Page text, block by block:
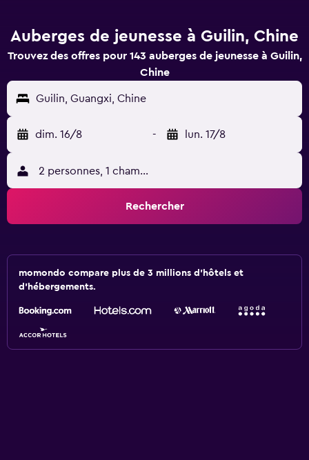
Auberges de jeunesse à Guilin, Chine
Trouvez des offres pour 143 auberges de jeunesse à Guilin,
Chine
Guilin, Guangxi, Chine
dim. 16/8 - lun. 17/8
2 personnes, 1 chambre
Rechercher
momondo compare plus de 3 millions d'hôtels et
d'hébergements.